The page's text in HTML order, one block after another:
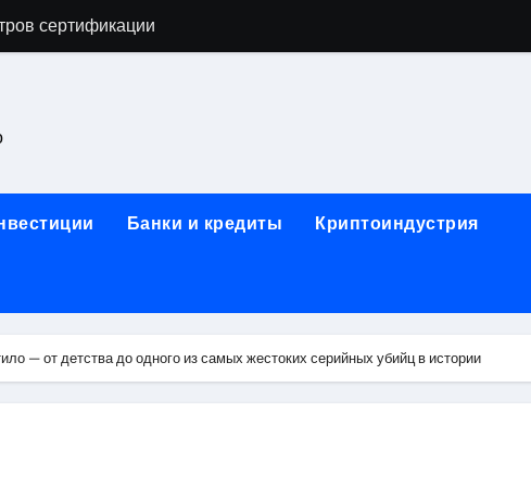
сертификации
и электрооборудование для ногтевого сервиса, наращивания
базальтового теплоизоляционного шнура разных диаметров
для освоения актуальных профессий онлайн
данных назначение и виды
от проектной документации до противопожарных
Банки и кредиты Криптоиндустрия
— от детства до одного из самых жестоких серийных убийц в истории